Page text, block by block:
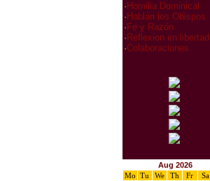
· Homilia Dominical
· Hablan los Obispos
· Fe y Razón
· Reflexion en libertad
·Colaboraciones
Aug 2026
Mo Tu We Th Fr Sa